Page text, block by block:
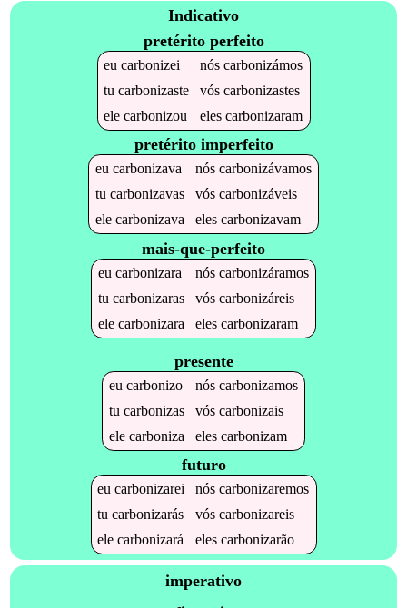
Indicativo
pretérito perfeito
eucarbonizei nóscarbonizámos
tucarbonizaste vóscarbonizastes
elecarbonizou elescarbonizaram
pretérito imperfeito
eu carbonizava nós carbonizávamos
tu carbonizavas vós carbonizáveis
ele carbonizava eles carbonizavam
mais-que-perfeito
eu carbonizara nós carbonizáramos
tu carbonizaras vós carbonizáreis
ele carbonizara eles carbonizaram
presente
eu carbonizo nós carbonizamos
tu carbonizas vós carbonizais
ele carboniza eles carbonizam
futuro
eucarbonizarei nóscarbonizaremos
tucarbonizarás vóscarbonizareis
elecarbonizará elescarbonizarão
imperativo